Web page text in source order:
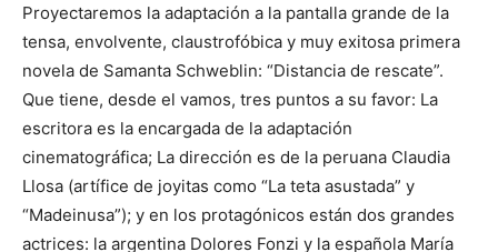
Proyectaremos la adaptación a la pantalla grande de la
tensa, envolvente, claustrofóbica y muy exitosa primera
novela de Samanta Schweblin: “Distancia de rescate”.
Que tiene, desde el vamos, tres puntos a su favor: La
escritora es la encargada de la adaptación
cinematográfica; La dirección es de la peruana Claudia
Llosa (artífice de joyitas como “La teta asustada” y
“Madeinusa”); y en los protagónicos están dos grandes
actrices: la argentina Dolores Fonzi y la española María